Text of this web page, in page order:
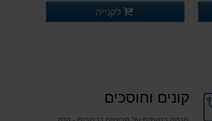
פרטים נוספים
לקנייה
קונים וחוסכים